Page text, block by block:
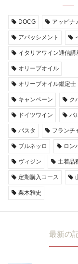
DOCG アッビナ
アパッシメント
イタリアワイン通信講
オリーブオイル
オリーブオイル鑑定士
キャンペーン ク
ドイツワイン バ
パスタ フランチ
ブルネッロ ロン
ヴィジン 土着品
定期購入コース
栗木雅史
最新の